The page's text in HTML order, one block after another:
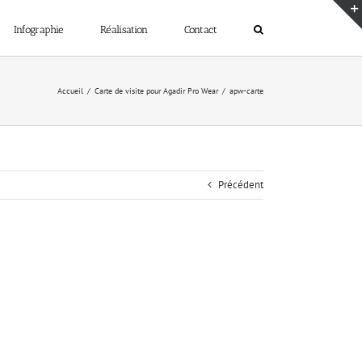
Infographie Réalisation Contact
Accueil Carte de visite pour Agadir Pro Wear apw-carte
Précédent